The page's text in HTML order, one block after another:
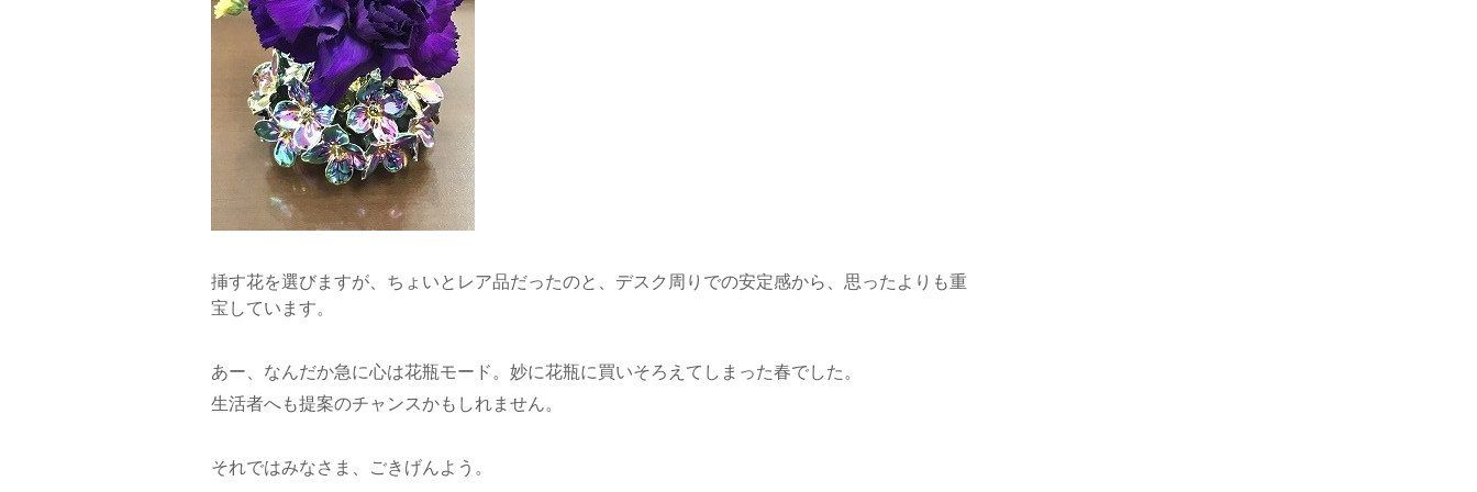
挿す花を選びますが、ちょいとレア品だったのと、デスク周りでの安定感から、思ったよりも重
宝しています。
あー、なんだか急に心は花瓶モード。妙に花瓶に買いそろえてしまった春でした。
生活者へも提案のチャンスかもしれません。
それではみなさま、ごきげんよう。